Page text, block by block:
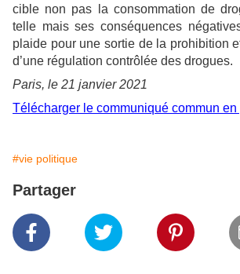
cible non pas la consommation de
telle mais ses conséquences
plaide pour une sortie de la prohibition
d’une régulation contrôlée des drogues.
Paris, le 21 janvier 2021
Télécharger le communiqué commun en
#vie politique
Partager